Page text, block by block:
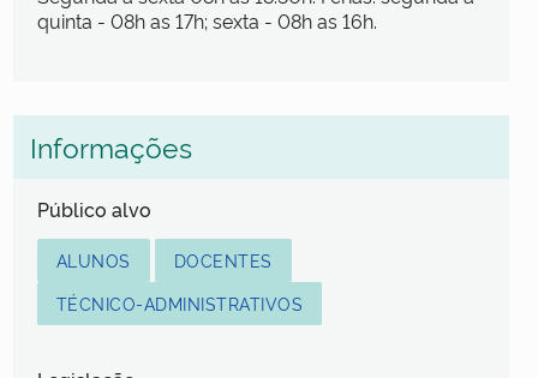
quinta - 08h as 17h; sexta - 08h as 16h.
Informações
Público alvo
ALUNOS
DOCENTES
TÉCNICO-ADMINISTRATIVOS